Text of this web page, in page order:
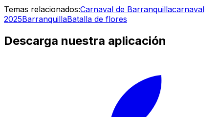
Temas relacionados:Carnaval de Barranquillacarnaval
2025BarranquillaBatalla de flores
Descarga nuestra aplicación